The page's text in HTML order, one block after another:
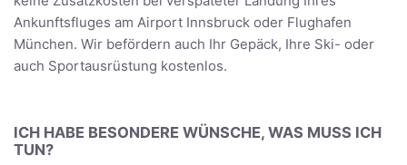
Ankunftsfluges am Airport Innsbruck oder Flughafen
München. Wir befördern auch Ihr Gepäck, Ihre Ski- oder
auch Sportausrüstung kostenlos.
ICH HABE BESONDERE WÜNSCHE, WAS MUSS ICH
TUN?